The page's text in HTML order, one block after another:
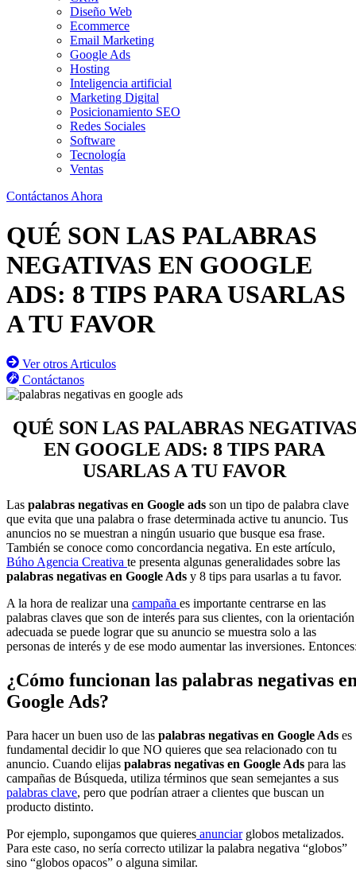
Diseño Web
Ecommerce
Email Marketing
Google Ads
Hosting
Inteligencia artificial
Marketing Digital
Posicionamiento SEO
Redes Sociales
Software
Tecnología
Ventas
Contáctanos Ahora
QUÉ SON LAS PALABRAS
NEGATIVAS EN GOOGLE
ADS: 8 TIPS PARA USARLAS
A TU FAVOR
Ver otros Articulos
Contáctanos
QUÉ SON LAS PALABRAS NEGATIVAS
EN GOOGLE ADS: 8 TIPS PARA
USARLAS A TU FAVOR
Las palabras negativas en Google ads son un tipo de palabra clave
que evita que una palabra o frase determinada active tu anuncio. Tus
anuncios no se muestran a ningún usuario que busque esa frase.
También se conoce como concordancia negativa. En este artículo,
Búho Agencia Creativa te presenta algunas generalidades sobre las
palabras negativas en Google Ads y 8 tips para usarlas a tu favor.
A la hora de realizar una campaña es importante centrarse en las
palabras claves que son de interés para sus clientes, con la orientación
adecuada se puede lograr que su anuncio se muestra solo a las
personas de interés y de ese modo aumentar las inversiones.
¿Cómo funcionan las palabras negativas
Google Ads?
Para hacer un buen uso de las palabras negativas en Google Ads es
fundamental decidir lo que NO quieres que sea relacionado con tu
anuncio. Cuando elijas palabras negativas en Google Ads para las
campañas de Búsqueda, utiliza términos que sean semejantes a sus
palabras clave, pero que podrían atraer a clientes que buscan un
producto distinto.
Por ejemplo, supongamos que quieres anunciarglobos metalizados.
Para este caso, no sería correcto utilizar la palabra negativa “globos”
sino “globos opacos” o alguna similar.